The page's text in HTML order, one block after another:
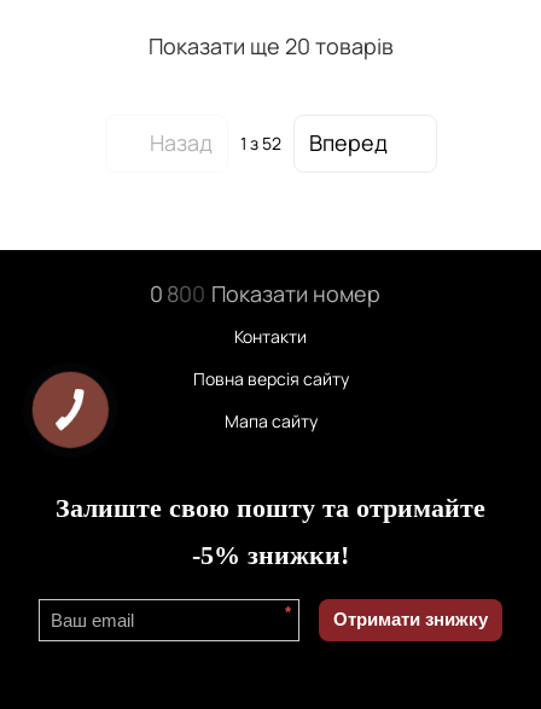
Показати ще 20 товарів
Назад 1 з 52 Вперед
0 800 Показати номер
Контакти
Повна версія сайту
Мапа сайту
Залиште свою пошту та отримайте
-5% знижки!
* Отримати знижку